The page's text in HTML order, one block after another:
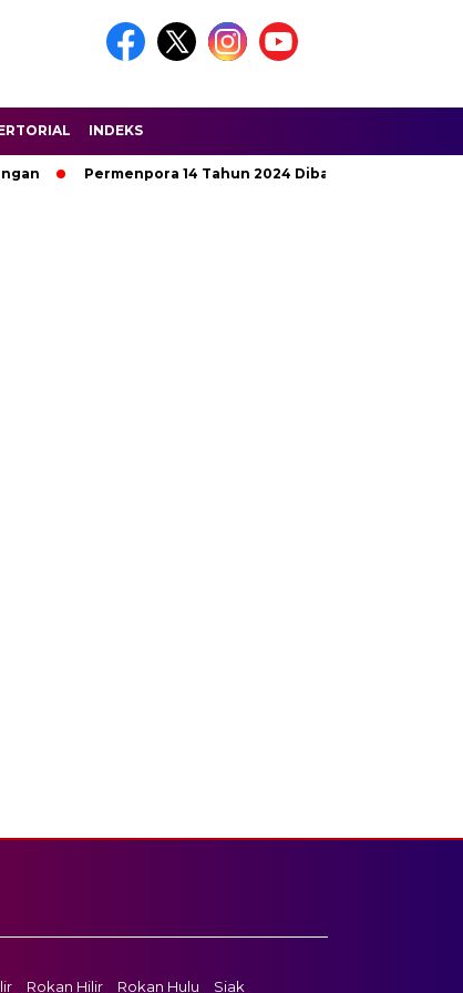
INDEKS
Permenpora 14 Tahun 2024 Dibahas di HPN Riau
Rokan Hilir Rokan Hulu Siak